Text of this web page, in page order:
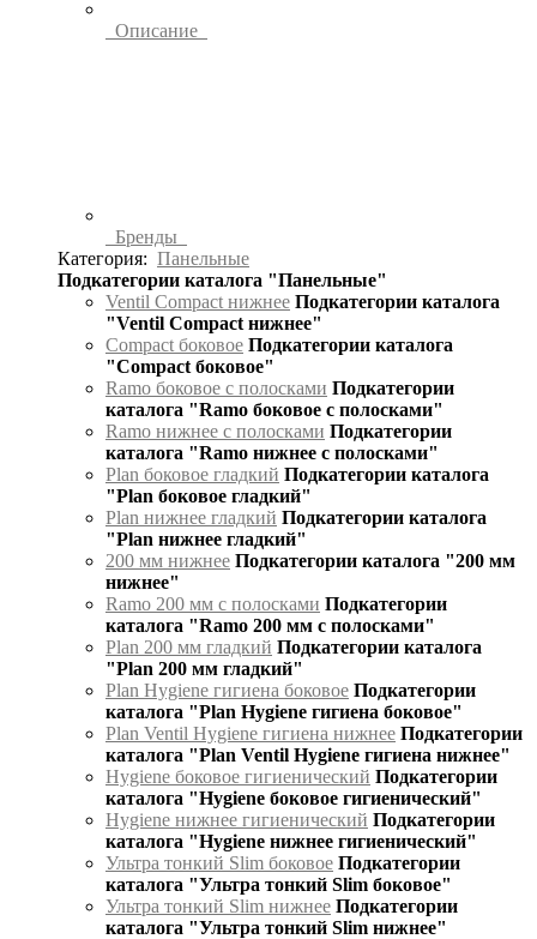
Описание
Бренды
Категория: Панельные
Подкатегории каталога "Панельные"
Ventil Compact нижнее Подкатегории каталога
"Ventil Compact нижнее"
Compact боковое Подкатегории каталога
"Compact боковое"
Ramo боковое с полосками Подкатегории
каталога "Ramo боковое с полосками"
Ramo нижнее с полосками Подкатегории
каталога "Ramo нижнее с полосками"
Plan боковое гладкий Подкатегории каталога
"Plan боковое гладкий"
Plan нижнее гладкий Подкатегории каталога
"Plan нижнее гладкий"
200 мм нижнее Подкатегории каталога "200 мм
нижнее"
Ramo 200 мм с полосками Подкатегории
каталога "Ramo 200 мм с полосками"
Plan 200 мм гладкий Подкатегории каталога
"Plan 200 мм гладкий"
Plan Hygiene гигиена боковое Подкатегории
каталога "Plan Hygiene гигиена боковое"
Plan Ventil Hygiene гигиена нижнее Подкатегории
каталога "Plan Ventil Hygiene гигиена нижнее"
Hygiene боковое гигиенический Подкатегории
каталога "Hygiene боковое гигиенический"
Hygiene нижнее гигиенический Подкатегории
каталога "Hygiene нижнее гигиенический"
Ультра тонкий Slim боковое Подкатегории
каталога "Ультра тонкий Slim боковое"
Ультра тонкий Slim нижнее Подкатегории
каталога "Ультра тонкий Slim нижнее"